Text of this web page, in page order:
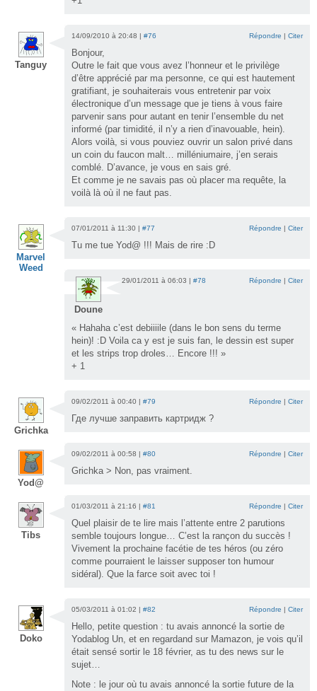
Tanguy
14/09/2010 à 20:48 | #76 Répondre | Citer
Bonjour,
Outre le fait que vous avez l’honneur et le privilège
d’être apprécié par ma personne, ce qui est hautement
gratifiant, je souhaiterais vous entretenir par voix
électronique d’un message que je tiens à vous faire
parvenir sans pour autant en tenir l’ensemble du net
informé (par timidité, il n’y a rien d’inavouable, hein).
Alors voilà, si vous pouviez ouvrir un salon privé dans
un coin du faucon malt… milléniumaire, j’en serais
comblé. D’avance, je vous en sais gré.
Et comme je ne savais pas où placer ma requête, la
voilà là où il ne faut pas.
Marvel
Weed
07/01/2011 à 11:30 | #77 Répondre | Citer
Tu me tue Yod@ !!! Mais de rire :D
Doune
29/01/2011 à 06:03 | #78 Répondre | Citer
« Hahaha c’est debiiiile (dans le bon sens du terme
hein)! :D Voila ca y est je suis fan, le dessin est super
et les strips trop droles… Encore !!! »
+ 1
Grichka
09/02/2011 à 00:40 | #79 Répondre | Citer
Где лучше заправить картридж ?
Yod@
09/02/2011 à 00:58 | #80 Répondre | Citer
Grichka > Non, pas vraiment.
Tibs
01/03/2011 à 21:16 | #81 Répondre | Citer
Quel plaisir de te lire mais l’attente entre 2 parutions
semble toujours longue… C’est la rançon du succès !
Vivement la prochaine facétie de tes héros (ou zéro
comme pourraient le laisser supposer ton humour
sidéral). Que la farce soit avec toi !
Doko
05/03/2011 à 01:02 | #82 Répondre | Citer
Hello, petite question : tu avais annoncé la sortie de
Yodablog Un, et en regardand sur Mamazon, je vois qu’il
était sensé sortir le 18 février, as tu des news sur le
sujet…
Note : le jour où tu avais annoncé la sortie future de la